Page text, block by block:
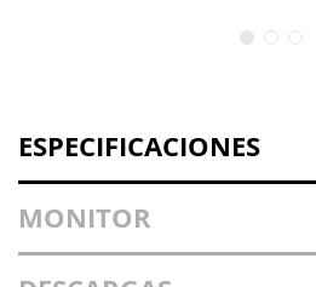
ESPECIFICACIONES
MONITOR